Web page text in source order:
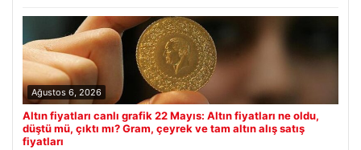
Ağustos 6, 2026
Altın fiyatları canlı grafik 22 Mayıs: Altın fiyatları ne oldu,
düştü mü, çıktı mı? Gram, çeyrek ve tam altın alış satış
fiyatları